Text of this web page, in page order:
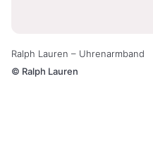
Ralph Lauren – Uhrenarmband
© Ralph Lauren